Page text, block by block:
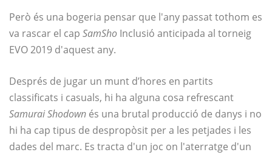
Però és una bogeria pensar que l'any passat tothom es
va rascar el cap SamSho Inclusió anticipada al torneig
EVO 2019 d'aquest any.
Després de jugar un munt d’hores en partits
classificats i casuals, hi ha alguna cosa refrescant
Samurai Shodown és una brutal producció de danys i no
hi ha cap tipus de despropòsit per a les petjades i les
dades del marc. Es tracta d'un joc on l'aterratge d'un